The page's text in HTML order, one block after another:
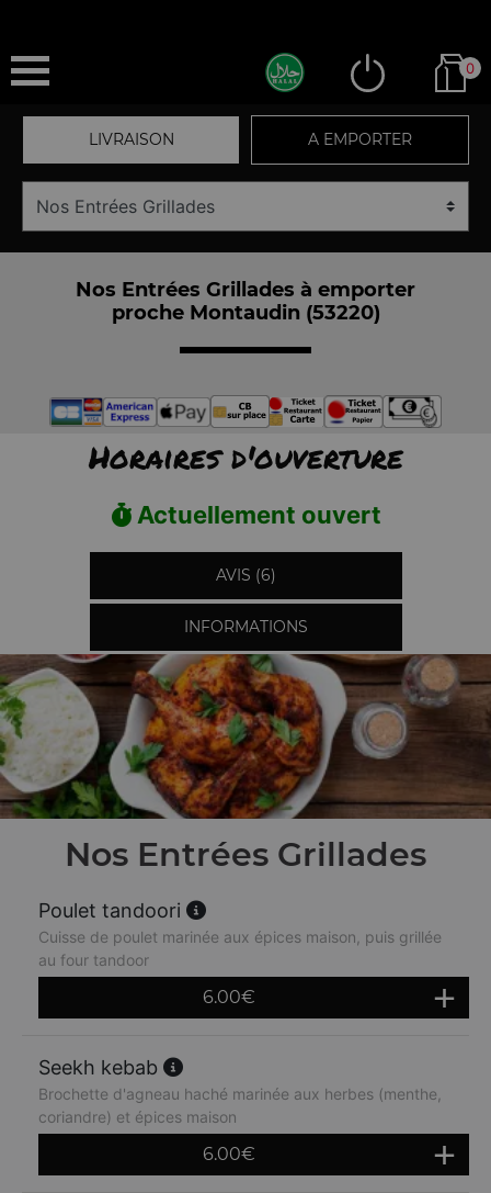
0
LIVRAISON A EMPORTER
Nos Entrées Grillades à emporter
proche Montaudin (53220)
Horaires d'ouverture
Actuellement ouvert
AVIS (6)
INFORMATIONS
Nos Entrées Grillades
Poulet tandoori
Cuisse de poulet marinée aux épices maison, puis grillée
au four tandoor
6.00€
Seekh kebab
Brochette d'agneau haché marinée aux herbes (menthe,
coriandre) et épices maison
6.00€